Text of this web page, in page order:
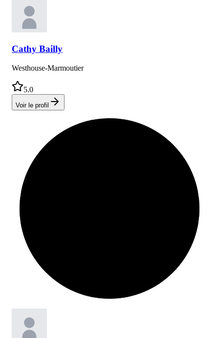
Cathy Bailly
Westhouse-Marmoutier
5.0
Voir le profil